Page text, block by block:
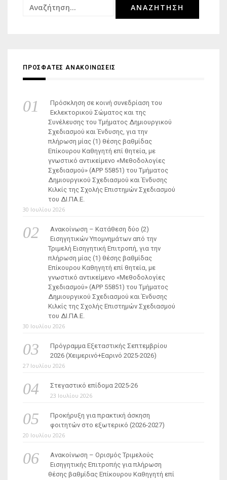
Αναζήτηση
ΠΡΟΣΦΑΤΕΣ ΑΝΑΚΟΙΝΩΣΕΙΣ
Πρόσκληση σε κοινή συνεδρίαση του
Εκλεκτορικού Σώματος και της
Συνέλευσης του Τμήματος Δημιουργικού
Σχεδιασμού και Ένδυσης, για την
πλήρωση μίας (1) θέσης βαθμίδας
Επίκουρου Καθηγητή επί θητεία, με
γνωστικό αντικείμενο «Μεθοδολογίες
Σχεδιασμού» (ΑΡΡ 55851) του Τμήματος
Δημιουργικού Σχεδιασμού και Ένδυσης
Κιλκίς της Σχολής Επιστημών Σχεδιασμού
του ΔΙ.ΠΑ.Ε.
30 Ιουλίου 2026
Ανακοίνωση – Κατάθεση δύο (2)
Εισηγητικών Υπομνημάτων από την
Τριμελή Εισηγητική Επιτροπή, για την
πλήρωση μίας (1) θέσης βαθμίδας
Επίκουρου Καθηγητή επί θητεία, με
γνωστικό αντικείμενο «Μεθοδολογίες
Σχεδιασμού» (ΑΡΡ 55851) του Τμήματος
Δημιουργικού Σχεδιασμού και Ένδυσης
Κιλκίς της Σχολής Επιστημών Σχεδιασμού
του ΔΙ.ΠΑ.Ε.
30 Ιουλίου 2026
Πρόγραμμα Εξεταστικής Σεπτεμβρίου
2026 (Χειμερινό+Εαρινό 2025-2026)
27 Ιουλίου 2026
Στεγαστικό επίδομα 2025-26
23 Ιουλίου 2026
Προκήρυξη για πρακτική άσκηση
φοιτητών στο εξωτερικό (2026-2027)
20 Ιουλίου 2026
Ανακοίνωση – Ορισμός Τριμελούς
Εισηγητικής Επιτροπής για πλήρωση
θέσης βαθμίδας Επίκουρου Καθηγητή επί